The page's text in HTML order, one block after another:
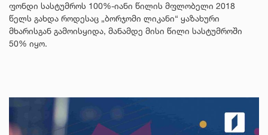
ფონდი სასტუმროს 100%-იანი წილის მფლობელი 2018
წელს გახდა როდესაც „ბორჯომი ლიკანი“ ყაზახური
მხარისგან გამოისყიდა, მანამდე მისი წილი სასტუმროში
50% იყო.